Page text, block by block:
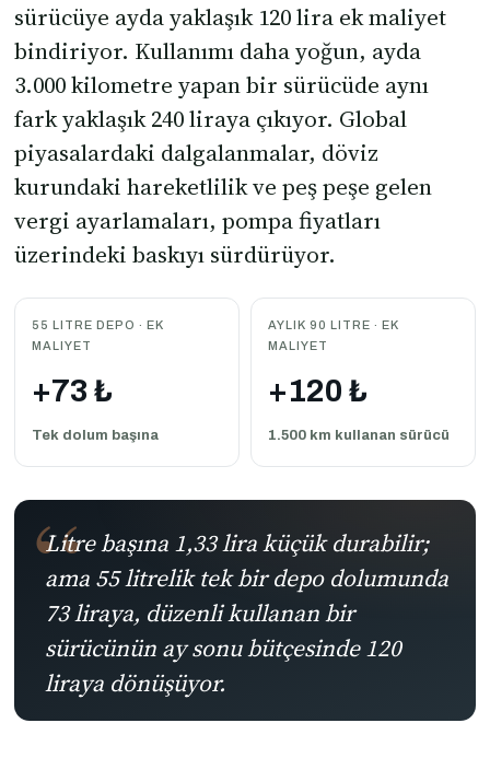
sürücüye ayda yaklaşık 120 lira ek maliyet
bindiriyor. Kullanımı daha yoğun, ayda
3.000 kilometre yapan bir sürücüde aynı
fark yaklaşık 240 liraya çıkıyor. Global
piyasalardaki dalgalanmalar, döviz
kurundaki hareketlilik ve peş peşe gelen
vergi ayarlamaları, pompa fiyatları
üzerindeki baskıyı sürdürüyor.
55 LITRE DEPO · EK
MALIYET
+73 ₺
Tek dolum başına
AYLIK 90 LITRE · EK
MALIYET
+120 ₺
1.500 km kullanan sürücü
Litre başına 1,33 lira küçük durabilir;
ama 55 litrelik tek bir depo dolumunda
73 liraya, düzenli kullanan bir
sürücünün ay sonu bütçesinde 120
liraya dönüşüyor.